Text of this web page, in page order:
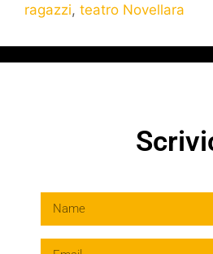
ragazzi, teatro Novellara